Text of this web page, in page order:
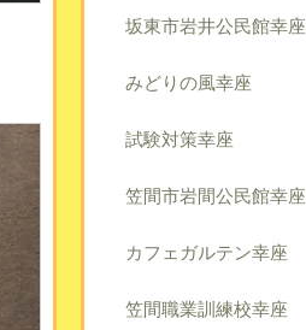
坂東市岩井公民館幸座
みどりの風幸座
試験対策幸座
笠間市岩間公民館幸座
カフェガルテン幸座
笠間職業訓練校幸座